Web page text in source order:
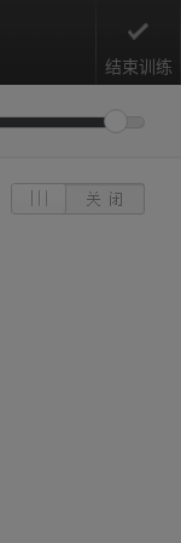
结束训练